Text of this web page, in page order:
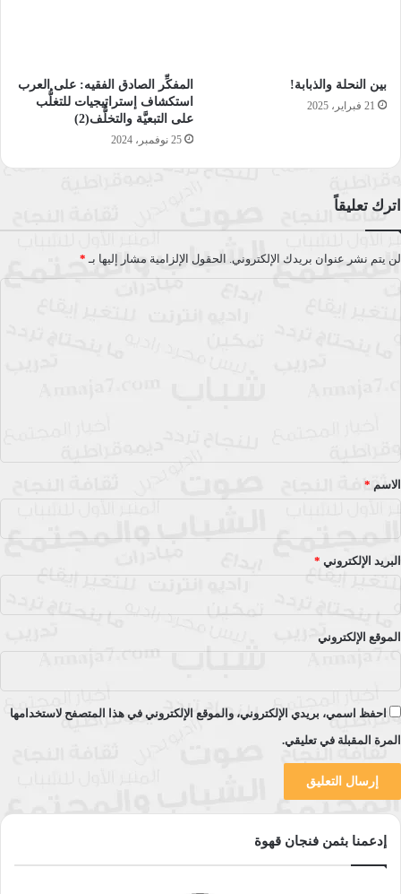
بين النحلة والذبابة!
21 فبراير، 2025
المفكِّر الصادق الفقيه: على العرب
استكشاف إستراتيجيات للتغلُّب
على التبعيَّة والتخلُّف(2)
25 نوفمبر، 2024
اترك تعليقاً
لن يتم نشر عنوان بريدك الإلكتروني. الحقول الإلزامية مشار إليها بـ *
*
الاسم *
البريد الإلكتروني *
الموقع الإلكتروني
احفظ اسمي، بريدي الإلكتروني، والموقع الإلكتروني في هذا المتصفح لاستخدامها
المرة المقبلة في تعليقي.
إدعمنا بثمن فنجان قهوة